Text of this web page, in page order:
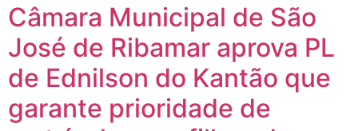
Câmara Municipal de São
José de Ribamar aprova PL
de Ednilson do Kantão que
garante prioridade de